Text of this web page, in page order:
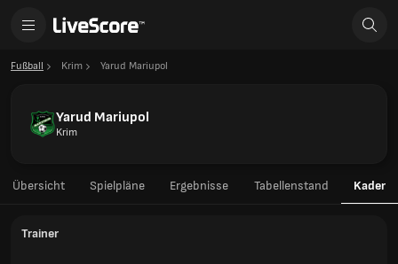
Fußball Krim Yarud Mariupol
Yarud Mariupol
Krim
Übersicht Spielpläne Ergebnisse Tabellenstand Kader
Trainer